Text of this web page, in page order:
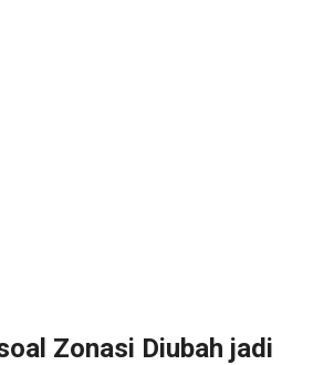
Zonasi Diubah jadi